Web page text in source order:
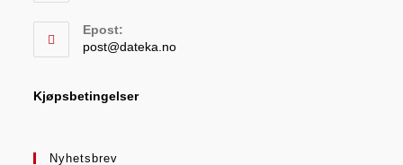
Epost:
post@dateka.no
Kjøpsbetingelser
Nyhetsbrev